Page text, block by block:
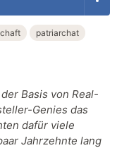
patriarchat
Basis von Real-
Genies das
dafür viele
Jahrzehnte lang